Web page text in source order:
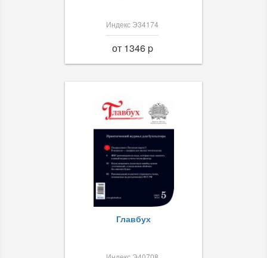
Индекс Э34174
от 1346 p
Главбух